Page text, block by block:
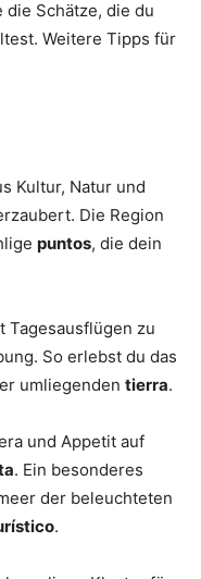
die Schätze, die du
Weitere Tipps für
Kultur, Natur und
Die Region
puntos, die dein
Tagesausflügen zu
So erlebst du das
umliegenden tierra.
und Appetit auf
. Ein besonderes
der beleuchteten
.